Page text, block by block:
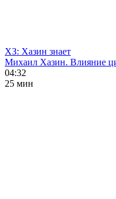
ХЗ: Хазин знает
Михаил Хазин. Влияние
04:32
25 мин